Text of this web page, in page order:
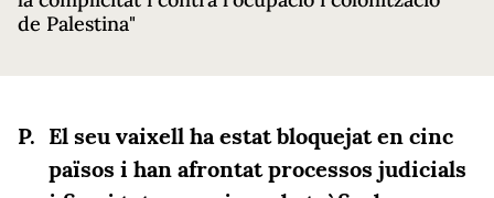
de Palestina"
El seu vaixell ha estat bloquejat en cinc
països i han afrontat processos judicials